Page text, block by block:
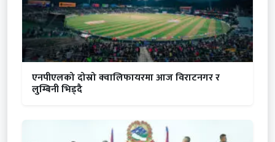
एनपीएलको दोस्रो क्वालिफायरमा आज विराटनगर र
लुम्बिनी भिड्दै